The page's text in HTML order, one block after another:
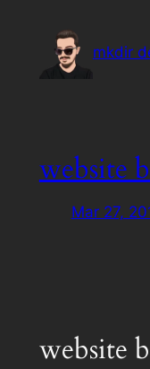
mkdir
website
Mar 27,
website